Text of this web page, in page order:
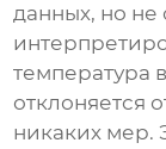
данных, но не
температура
отклоняется
никаких мер.